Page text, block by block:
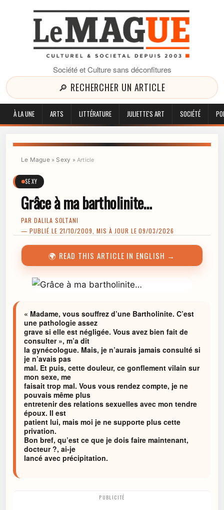
Société et Culture sans déconfitures
🔎 RECHERCHER UN ARTICLE
À LA UNE ARTS LITTÉRATURE JULIETTE'S ART SOCIÉTÉ
Le Mague» Sexy » Article
SEXY
Grâce à ma bartholinite…
PAR DALILA SOLTANI
— PUBLIÉ LE 21/10/2009, MIS À JOUR LE 09/03/2026
🌍 READ THIS ARTICLE IN ENGLISH →
« Madame, vous souffrez d’une Bartholinite. C’est
une pathologie assez
grave si elle est négligée. Vous avez bien fait de
consulter », m’a dit
la gynécologue. Mais, je n’aurais jamais consulté si
je n’avais pas
mal. Et puis, cette douleur, ce gonflement vilain sur
mon sexe, me
faisait trop mal. Vous vous rendez compte, je ne
pouvais même plus
entretenir des relations sexuelles avec mon tendre
époux. Il est
patient lui, mais moi je ne supporte plus cette
privation.
Bon bref, qu’est ce que je dois faire maintenant,
docteur ?, ai-je
lancé avec précipitation.
PUBLICITÉ